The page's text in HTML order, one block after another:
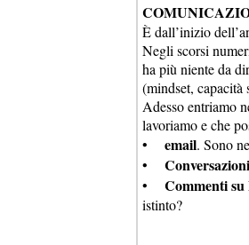
È dall’inizio
Negli scorsi
ha più niente da
(mindset, capacità
Adesso entriamo
lavoriamo e che
•
email. Sono
•
• Commenti
istinto?